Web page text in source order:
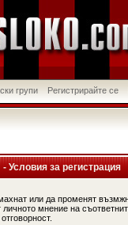
групи Регистрирайте се
- Условия за регистрация
или да променят
мнение на